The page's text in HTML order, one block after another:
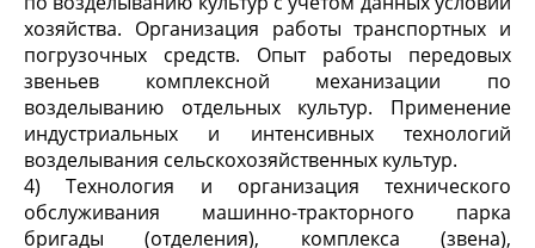
хозяйства. Организация работы транспортных и
погрузочных средств. Опыт работы передовых
звеньев комплексной механизации по
возделыванию отдельных культур. Применение
индустриальных и интенсивных технологий
возделывания сельскохозяйственных культур.
4) Технология и организация технического
обслуживания машинно-тракторного парка
бригады (отделения), комплекса (звена),